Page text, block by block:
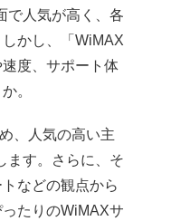
で人気が高く、各
かし、「WiMAX
度、サポート体
。
、人気の高い主
ます。さらに、そ
などの観点から
たりのWiMAXサ